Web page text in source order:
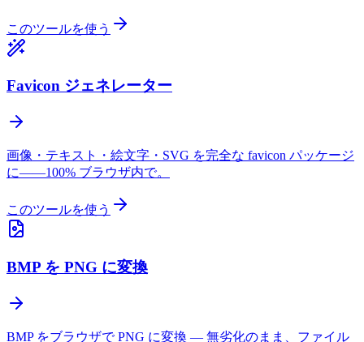
このツールを使う
Favicon ジェネレーター
画像・テキスト・絵文字・SVG を完全な favicon パッケージ
に——100% ブラウザ内で。
このツールを使う
BMP を PNG に変換
BMP をブラウザで PNG に変換 — 無劣化のまま、ファイル